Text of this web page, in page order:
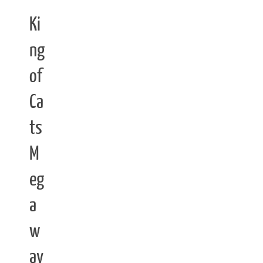
Ki
ng
of
Ca
ts
M
eg
a
w
ay